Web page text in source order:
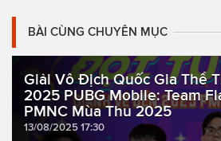
BÀI CÙNG CHUYÊN MỤC
Giải Vô Địch Quốc Gia Thể
2025 PUBG Mobile: Team
PMNC Mùa Thu 2025
13/08/2025 17:30